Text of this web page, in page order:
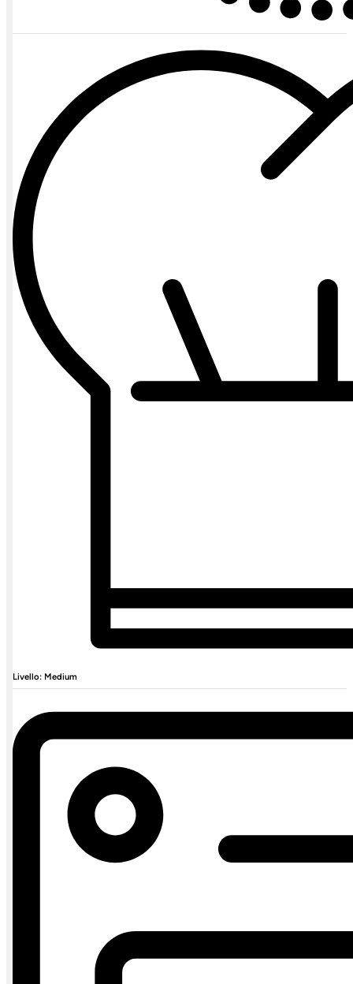
Livello: Medium